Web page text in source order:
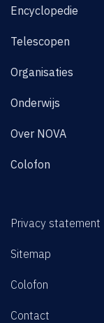
Encyclopedie
Telescopen
Organisaties
Onderwijs
Over NOVA
Colofon
Privacy statement
Sitemap
Colofon
Contact